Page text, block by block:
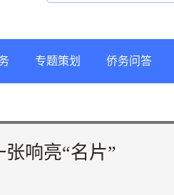
专题策划 侨务问答
响亮“名片”